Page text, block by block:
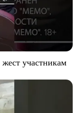
участникам